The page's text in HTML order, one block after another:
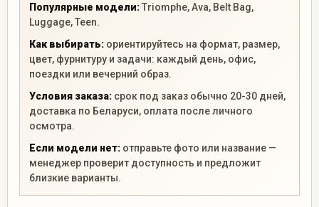
Популярные модели:Triomphe, Ava, Belt Bag,
Luggage, Teen.
Как выбирать: ориентируйтесь на формат, размер,
цвет, фурнитуру и задачи: каждый день, офис,
поездки или вечерний образ.
Условия заказа: срок под заказ обычно 20-30 дней,
доставка по Беларуси, оплата после личного
осмотра.
Если модели нет: отправьте фото или название —
менеджер проверит доступность и предложит
близкие варианты.